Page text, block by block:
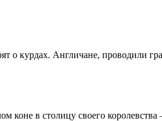
о курдах. Англичане, проводили
коне в столицу своего